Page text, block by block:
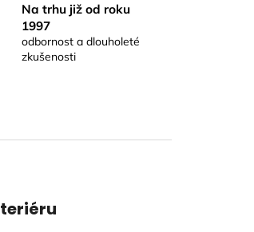
Na trhu již od roku
1997
odbornost a dlouholeté
zkušenosti